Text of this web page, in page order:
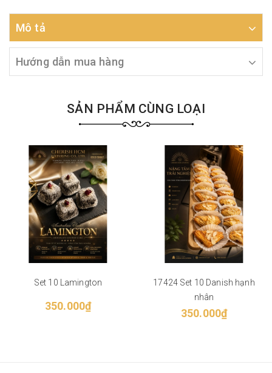
Mô tả
Hướng dẫn mua hàng
SẢN PHẨM CÙNG LOẠI
Set 10 Lamington
350.000₫
17424 Set 10 Danish hạnh
nhân
350.000₫